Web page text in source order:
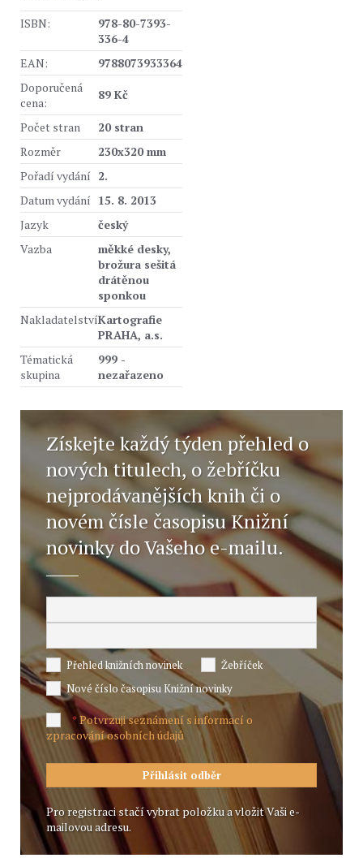
ISBN:
978-80-7393-
336-4
EAN:
9788073933364
Doporučená
cena:
89 Kč
Počet stran
20 stran
Rozměr
230x320 mm
Pořadí vydání 2.
Datum vydání 15. 8. 2013
Jazyk
český
Vazba
měkké desky,
brožura sešitá
drátěnou
sponkou
NakladatelstvíKartografie
PRAHA, a.s.
Tématická
skupina
999 -
nezařazeno
Získejte každý týden přehled o
nových titulech, o žebříčku
nejprodávanějších knih či o
novém čísle časopisu Knižní
novinky do Vašeho e-mailu.
Přehled knižních novinek
Žebříček
Nové číslo časopisu Knižní novinky
*Potvrzuji seznámení s informací o
zpracování osobních údajů
Pro registraci stačí vybrat položku a vložit Vaši e-
mailovou adresu.